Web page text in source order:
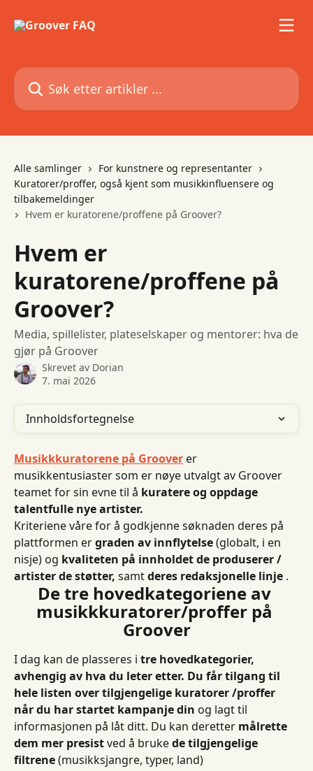
Søk etter artikler ...
Alle samlinger
For kunstnere og representanter
Kuratorer/proffer, også kjent som musikkinfluensere og
tilbakemeldinger
Hvem er kuratorene/proffene på Groover?
Hvem er
kuratorene/proffene på
Groover?
Media, spillelister, plateselskaper og mentorer: hva de
gjør på Groover
Skrevet av Dorian
7. mai 2026
Innholdsfortegnelse
Musikkkuratorene på Groover er
musikkentusiaster som er nøye utvalgt av Groover
teamet for sin evne til å kuratere og oppdage
talentfulle nye artister.
Kriteriene våre for å godkjenne søknaden deres på
plattformen er graden av innflytelse (globalt, i en
nisje) og kvaliteten på innholdet de produserer /
artister de støtter, samt deres redaksjonelle linje .
De tre hovedkategoriene av
musikkkuratorer/proffer på
Groover
I dag kan de plasseres i tre hovedkategorier,
avhengig av hva du leter etter. Du får tilgang til
hele listen over tilgjengelige kuratorer /proffer
når du har startet kampanje din og lagt til
informasjonen på låt ditt. Du kan deretter målrette
dem mer presist ved å bruke de tilgjengelige
filtrene (musikksjangre, typer, land)